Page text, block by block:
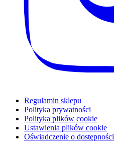
Regulamin sklepu
Polityka prywatności
Polityka plików cookie
Ustawienia plików cookie
Oświadczenie o dostępności